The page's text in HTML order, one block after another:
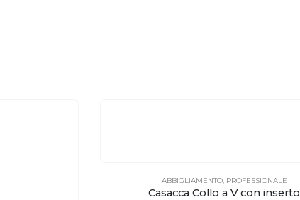
ABBIGLIAMENTO, PROFESSIONALE
Casacca Collo a V con inserto